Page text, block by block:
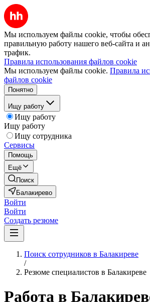
Мы используем файлы cookie, чтобы
правильную работу нашего веб-сайта и
трафик.
Правила использования файлов cookie
Мы используем файлы cookie. Правила
файлов cookie
Понятно
Ищу работу
Ищу работу
Ищу работу
Ищу сотрудника
Сервисы
Помощь
Ещё
Поиск
Балакирево
Войти
Войти
Создать резюме
Поиск сотрудников в Балакиреве
/
Резюме специалистов в Балакиреве
Работа в